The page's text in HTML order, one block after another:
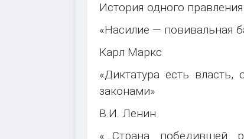
История одного
«Насилие — повивальная
Карл Маркс
«Диктатура есть
законами»
В.И. Ленин
«…Страна победившей